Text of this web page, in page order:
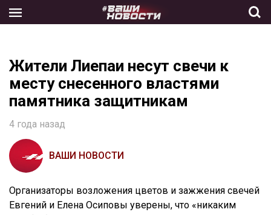
the
Жители Лиепаи несут свечи к
месту снесенного властями
памятника защитникам
4 года назад
ВАШИ НОВОСТИ
Организаторы возложения цветов и зажжения свечей
Евгений и Елена Осиповы уверены, что «никаким